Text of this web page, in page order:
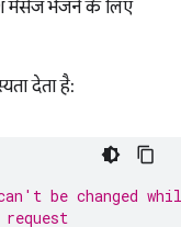
मैसेज भेजने के लिए
देता है:
be changed